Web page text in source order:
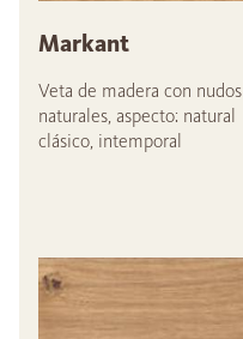
Markant
Veta de madera con nudos
naturales, aspecto: natural
clásico, intemporal